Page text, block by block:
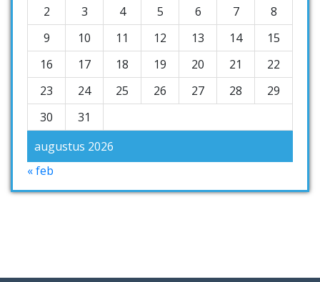
augustus 2026
2
3 4 5 6 7
8
9
10 11 12 13 14
15
16
17 18 19 20 21
22
23
24 25 26 27 28
29
30
31
« feb